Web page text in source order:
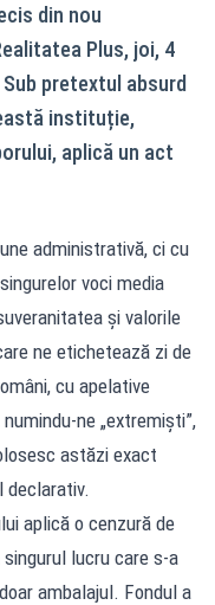
din nou
Plus, joi, 4
pretextul absurd
instituție,
aplică un act
administrativă, ci cu
voci media
și valorile
ne etichetează zi de
cu apelative
ne „extremiști”,
astăzi exact
declarativ.
aplică o cenzură de
lucru care s-a
ambalajul. Fondul a